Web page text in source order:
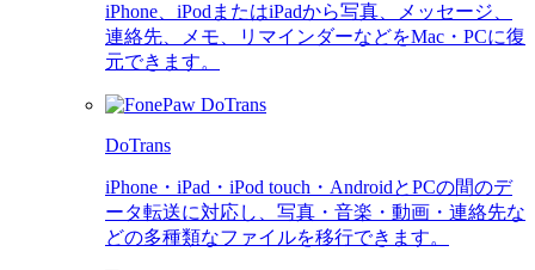
iPhone、iPodまたはiPadから写真、メッセージ、
連絡先、メモ、リマインダーなどをMac・PCに復
元できます。
DoTrans
iPhone・iPad・iPod touch・AndroidとPCの間のデ
ータ転送に対応し、写真・音楽・動画・連絡先な
どの多種類なファイルを移行できます。